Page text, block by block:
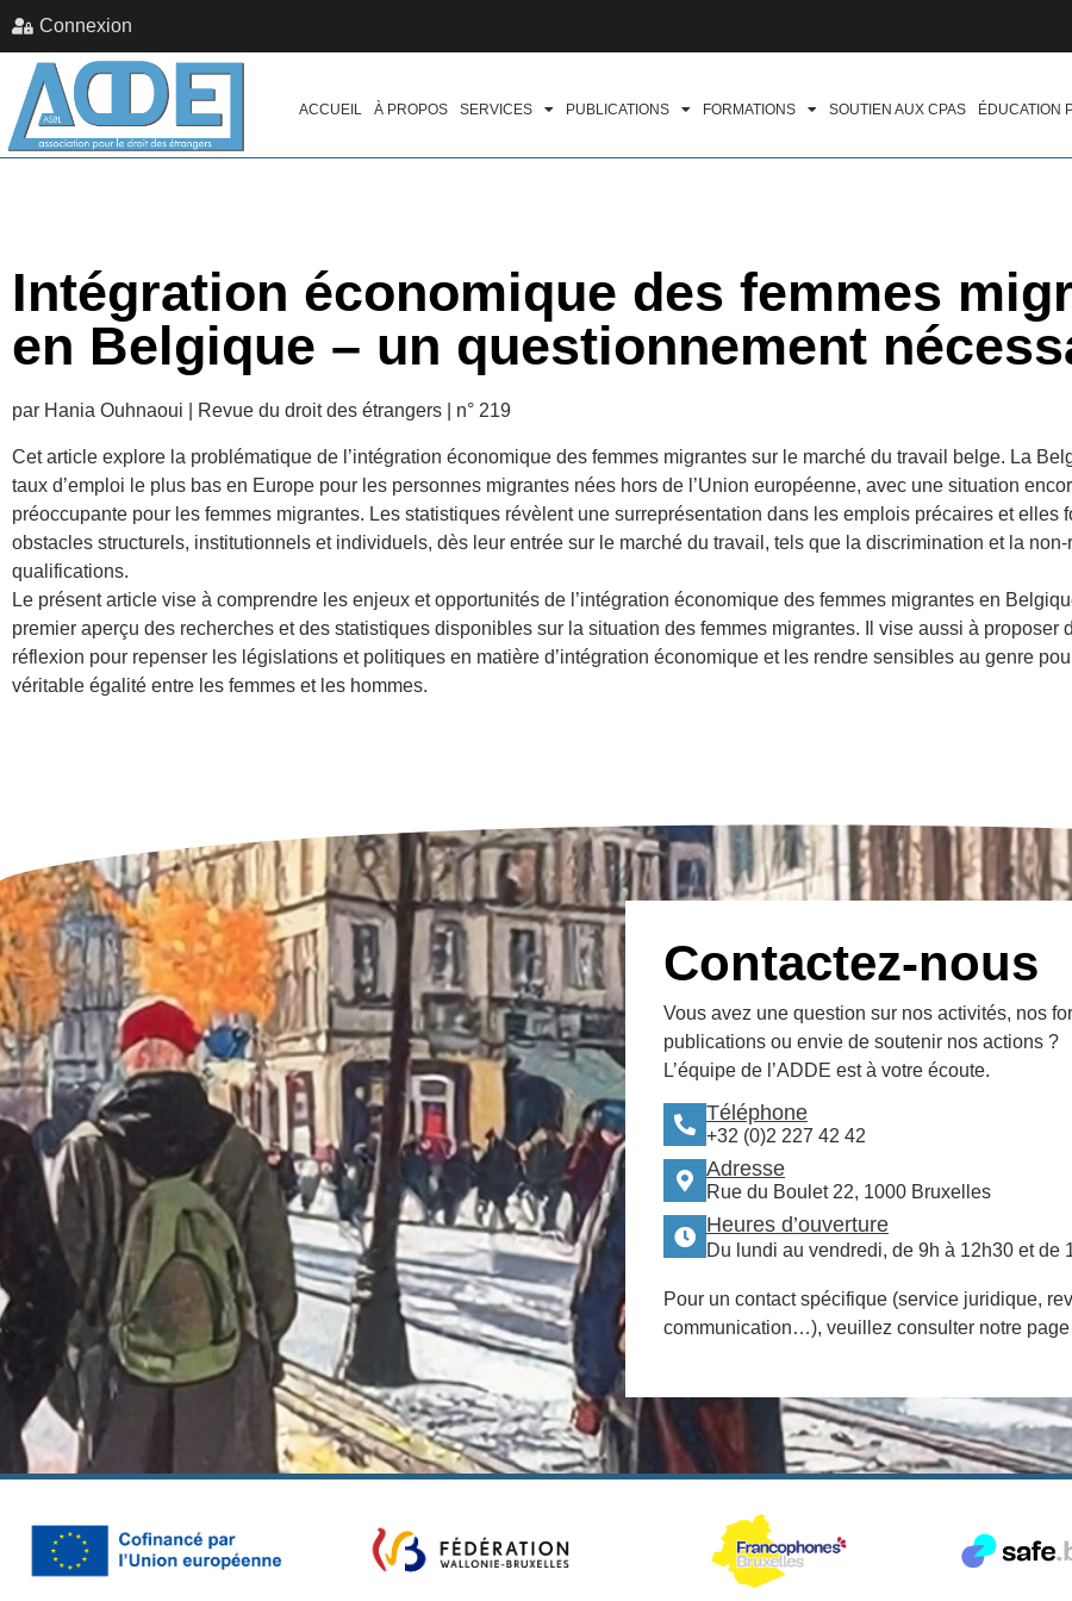
Connexion
ACCUEIL À PROPOS SERVICES PUBLICATIONS FORMATIONS SOUTIEN AUX CPAS ÉDUCATION
Intégration économique des femmes
en Belgique – un questionnement
par Hania Ouhnaoui | Revue du droit des étrangers | n° 219
Cet article explore la problématique de l’intégration économique des femmes migrantes sur le marché du travail belge. La
taux d’emploi le plus bas en Europe pour les personnes migrantes nées hors de l’Union européenne, avec une situation
préoccupante pour les femmes migrantes. Les statistiques révèlent une surreprésentation dans les emplois précaires et elles
obstacles structurels, institutionnels et individuels, dès leur entrée sur le marché du travail, tels que la discrimination et la
qualifications.
Le présent article vise à comprendre les enjeux et opportunités de l’intégration économique des femmes migrantes en
premier aperçu des recherches et des statistiques disponibles sur la situation des femmes migrantes. Il vise aussi à proposer
réflexion pour repenser les législations et politiques en matière d’intégration économique et les rendre sensibles au genre
véritable égalité entre les femmes et les hommes.
Contactez-nous
Vous avez une question sur nos activités, nos
publications ou envie de soutenir nos actions ?
L’équipe de l’ADDE est à votre écoute.
Téléphone
+32 (0)2 227 42 42
Adresse
Rue du Boulet 22, 1000 Bruxelles
Heures d’ouverture
Du lundi au vendredi, de 9h à 12h30 et de
Pour un contact spécifique (service juridique,
communication…), veuillez consulter notre page